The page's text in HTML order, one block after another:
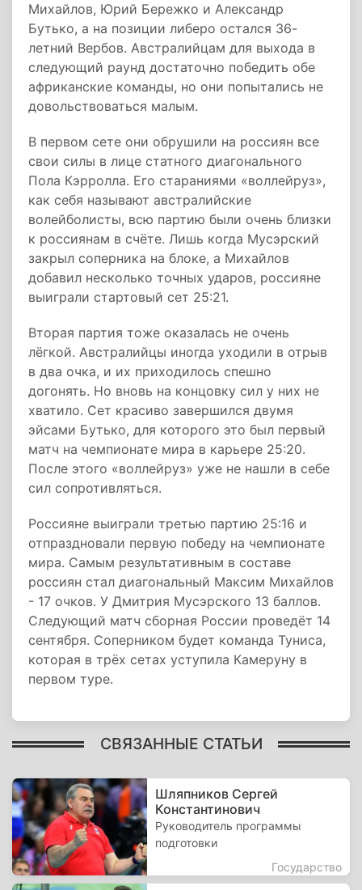
Михайлов, Юрий Бережко и Александр
Бутько, а на позиции либеро остался 36-
летний Вербов. Австралийцам для выхода в
следующий раунд достаточно победить обе
африканские команды, но они попытались не
довольствоваться малым.
В первом сете они обрушили на россиян все
свои силы в лице статного диагонального
Пола Кэрролла. Его стараниями «воллейруз»,
как себя называют австралийские
волейболисты, всю партию были очень близки
к россиянам в счёте. Лишь когда Мусэрский
закрыл соперника на блоке, а Михайлов
добавил несколько точных ударов, россияне
выиграли стартовый сет 25:21.
Вторая партия тоже оказалась не очень
лёгкой. Австралийцы иногда уходили в отрыв
в два очка, и их приходилось спешно
догонять. Но вновь на концовку сил у них не
хватило. Сет красиво завершился двумя
эйсами Бутько, для которого это был первый
матч на чемпионате мира в карьере 25:20.
После этого «воллейруз» уже не нашли в себе
сил сопротивляться.
Россияне выиграли третью партию 25:16 и
отпраздновали первую победу на чемпионате
мира. Самым результативным в составе
россиян стал диагональный Максим Михайлов
- 17 очков. У Дмитрия Мусэрского 13 баллов.
Следующий матч сборная России проведёт 14
сентября. Соперником будет команда Туниса,
которая в трёх сетах уступила Камеруну в
первом туре.
СВЯЗАННЫЕ СТАТЬИ
Шляпников Сергей
Константинович
Руководитель программы
подготовки
Государство